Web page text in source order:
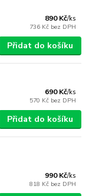
890 Kč/ks
736 Kč bez DPH
Přidat do košíku
690 Kč/ks
570 Kč bez DPH
Přidat do košíku
990 Kč/ks
818 Kč bez DPH